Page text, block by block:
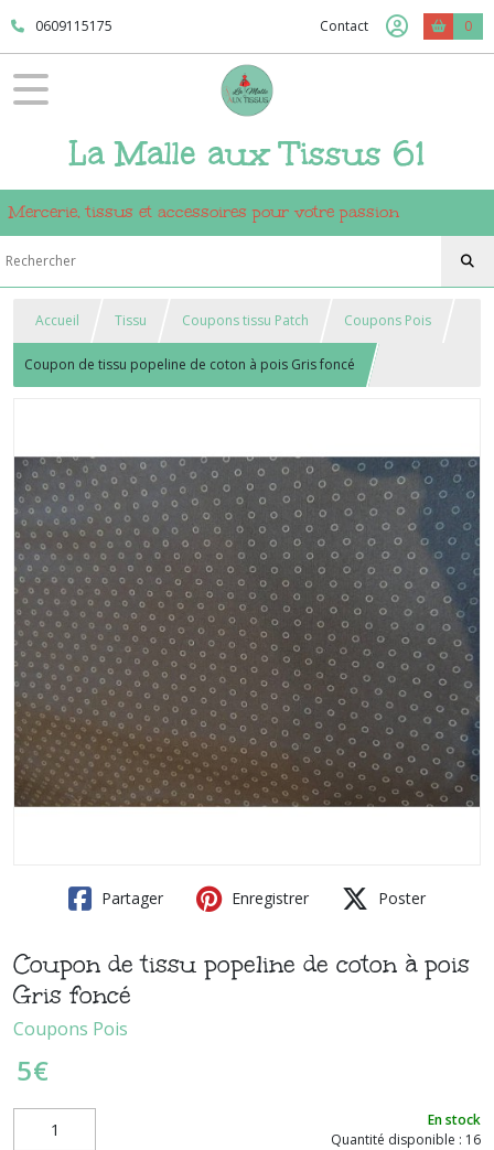
0609115175 Contact 0
La Malle aux Tissus 61
Mercerie, tissus et accessoires pour votre passion
Accueil Tissu Coupons tissu Patch Coupons Pois
Coupon de tissu popeline de coton à pois Gris foncé
Partager Enregistrer Poster
Coupon de tissu popeline de coton à pois
Gris foncé
Coupons Pois
5€
En stock
Quantité disponible : 16